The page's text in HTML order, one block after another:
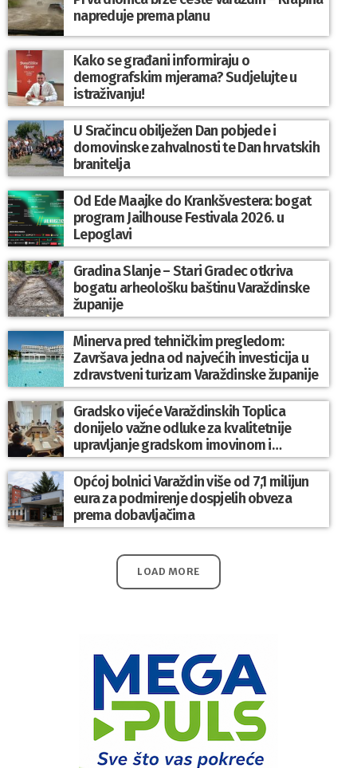
napreduje prema planu
Kako se građani informiraju o
demografskim mjerama? Sudjelujte u
istraživanju!
U Sračincu obilježen Dan pobjede i
domovinske zahvalnosti te Dan hrvatskih
branitelja
Od Ede Maajke do Krankšvestera: bogat
program Jailhouse Festivala 2026. u
Lepoglavi
Gradina Slanje – Stari Gradec otkriva
bogatu arheološku baštinu Varaždinske
županije
Minerva pred tehničkim pregledom:
Završava jedna od najvećih investicija u
zdravstveni turizam Varaždinske županije
Gradsko vijeće Varaždinskih Toplica
donijelo važne odluke za kvalitetnije
upravljanje gradskom imovinom i
komunalnim sustavom
Općoj bolnici Varaždin više od 7,1 milijun
eura za podmirenje dospjelih obveza
prema dobavljačima
LOAD MORE